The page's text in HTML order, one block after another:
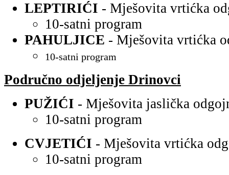
LEPTIRIĆI - Mješovita vrtićka
10-satni program
PAHULJICE - Mješovita vrtićka
10-satni program
Područno odjeljenje Drinovci
PUŽIĆI - Mješovita jaslička
10-satni program
CVJETIĆI - Mješovita vrtićka
10-satni program